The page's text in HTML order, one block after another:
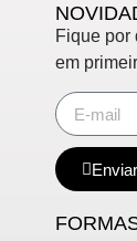
Fique por
em
Enviar